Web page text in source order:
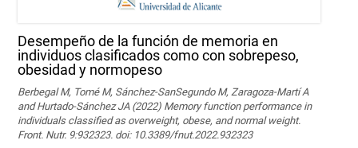
Desempeño de la función de memoria en
individuos clasificados como con sobrepeso,
obesidad y normopeso
Berbegal M, Tomé M, Sánchez-SanSegundo M, Zaragoza-Martí A
and Hurtado-Sánchez JA (2022) Memory function performance in
individuals classified as overweight, obese, and normal weight.
Front. Nutr. 9:932323. doi: 10.3389/fnut.2022.932323